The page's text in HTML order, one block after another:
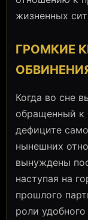
жизненных
ГРОМКИЕ
Когда во сне
обращенный к
дефиците
нынешних
вынуждены
наступая на
прошлого
роли